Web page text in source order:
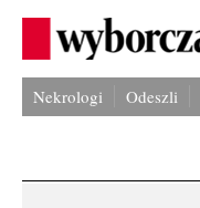
Nekrologi Odeszli